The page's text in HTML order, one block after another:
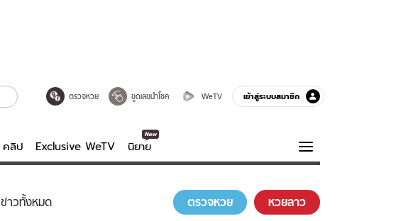
ตรวจหวย ขูดเลขนำโชค WeTV เข้าสู่ระบบสมาชิก
คลิป Exclusive WeTV นิยาย
บันเทิงครบรส ความรู้รอบตัว
ข่าวทั้งหมด ตรวจหวย หวยลาว